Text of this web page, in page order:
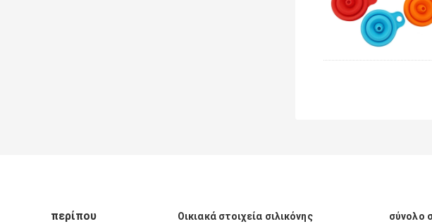
περίπου Οικιακά στοιχεία σιλικόνης σύνολο